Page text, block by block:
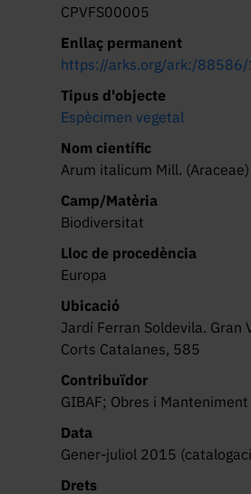
CPVFS00005
Enllaç permanent
https://arks.org/ark:/
Tipus d'objecte
Espècimen vegetal
Nom científic
Arum italicum Mill. (Araceae)
Camp/Matèria
Biodiversitat
Lloc de procedència
Europa
Ubicació
Jardí Ferran Soldevila. Gran
Corts Catalanes, 585
Contribuïdor
GIBAF; Obres i Manteniment
Data
Gener-juliol 2015
Drets